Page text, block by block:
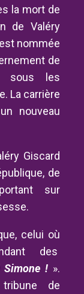
la mort de
de Valéry
nommée
de
sous les
La carrière
nouveau
Giscard
de
sur
celui où
des
Simone ! ».
de